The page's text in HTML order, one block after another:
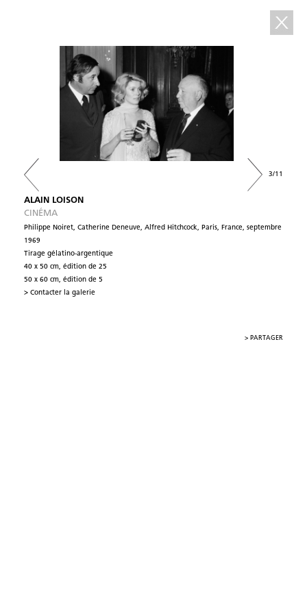
ALAIN LOISON
CINÉMA
Philippe Noiret, Catherine Deneuve, Alfred Hitchcock, Paris, France, septembre
1969
Tirage gélatino-argentique
40 x 50 cm, édition de 25
50 x 60 cm, édition de 5
> Contacter la galerie
> PARTAGER
3/11